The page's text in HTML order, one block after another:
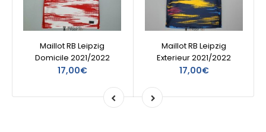
Maillot RB Leipzig
Domicile 2021/2022
17,00€
Maillot RB Leipzig
Exterieur 2021/2022
17,00€